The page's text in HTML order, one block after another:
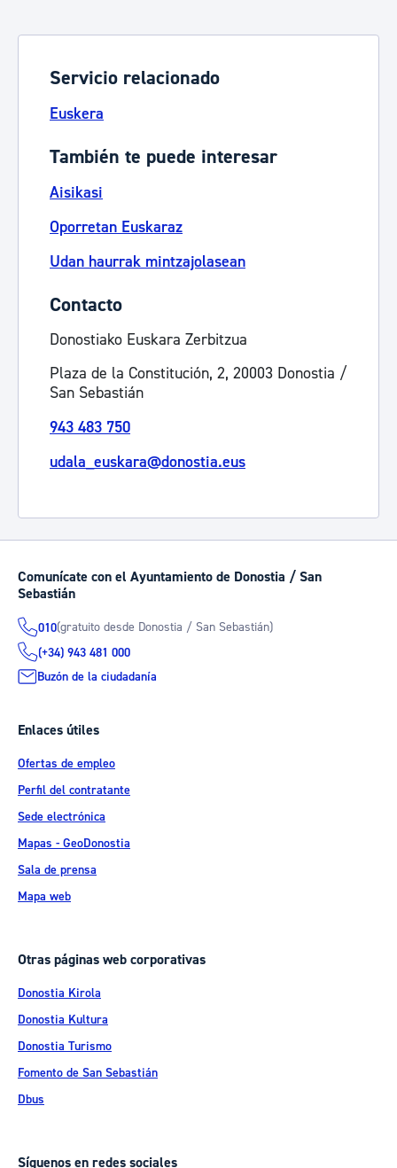
Servicio relacionado
Euskera
También te puede interesar
Aisikasi
Oporretan Euskaraz
Udan haurrak mintzajolasean
Contacto
Donostiako Euskara Zerbitzua
Plaza de la Constitución, 2, 20003 Donostia /
San Sebastián
943 483 750
udala_euskara@donostia.eus
Comunícate con el Ayuntamiento de Donostia / San
Sebastián
010(gratuito desde Donostia / San Sebastián)
(+34) 943 481 000
Buzón de la ciudadanía
Enlaces útiles
Ofertas de empleo
Perfil del contratante
Sede electrónica
Mapas - GeoDonostia
Sala de prensa
Mapa web
Otras páginas web corporativas
Donostia Kirola
Donostia Kultura
Donostia Turismo
Fomento de San Sebastián
Dbus
Síguenos en redes sociales